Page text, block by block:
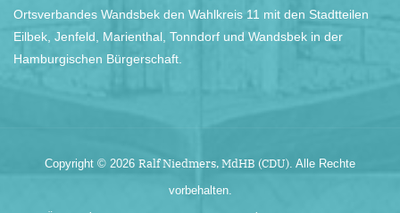
Ortsverbandes Wandsbek den Wahlkreis 11 mit den Stadtteilen
Eilbek, Jenfeld, Marienthal, Tonndorf und Wandsbek in der
Hamburgischen Bürgerschaft.
Copyright © 2026 Ralf Niedmers, MdHB (CDU) . Alle Rechte
vorbehalten.